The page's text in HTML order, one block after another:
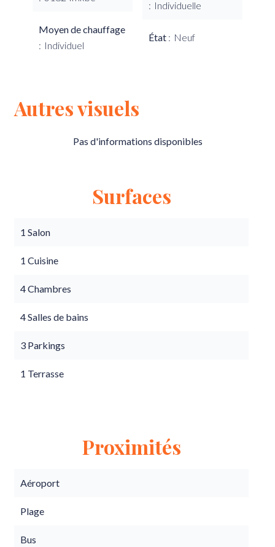
Moyen de chauffage
Individuel
Individuelle
État Neuf
Autres visuels
Pas d'informations disponibles
Surfaces
1 Salon
1 Cuisine
4 Chambres
4 Salles de bains
3 Parkings
1 Terrasse
Proximités
Aéroport
Plage
Bus